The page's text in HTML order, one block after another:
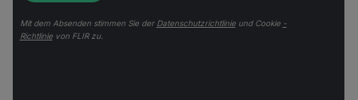
Mit dem Absenden stimmen Sie der Datenschutzrichtlinieund Cookie -
Richtlinievon FLIR zu.